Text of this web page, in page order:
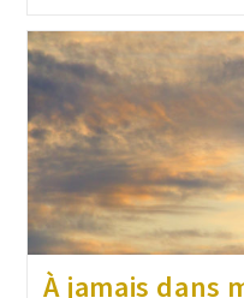
À jamais dans